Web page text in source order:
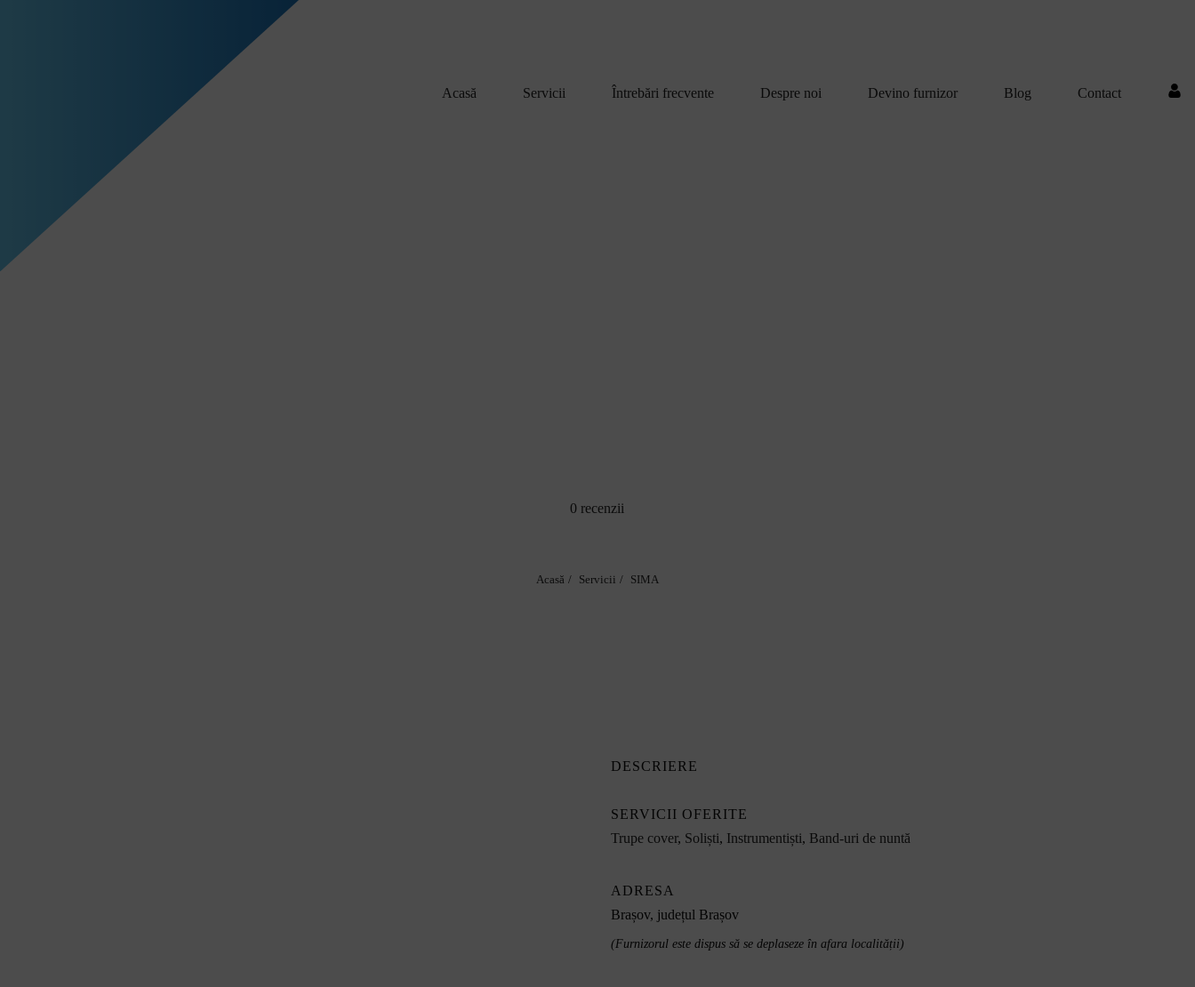
Acasă Servicii Întrebări frecvente Despre noi Devino furnizor Blog Contact
0 recenzii
Acasă Servicii SIMA
DESCRIERE
SERVICII OFERITE
Trupe cover, Soliști, Instrumentiști, Band-uri de nuntă
ADRESA
Brașov, județul Brașov
(Furnizorul este dispus să se deplaseze în afara localității)